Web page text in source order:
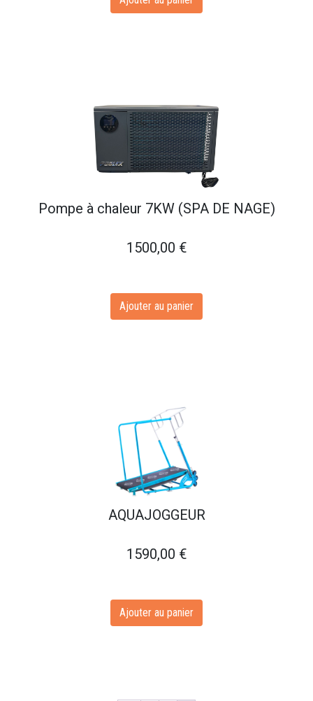
Pompe à chaleur 7KW (SPA DE NAGE)
1500,00 €
Ajouter au panier
AQUAJOGGEUR
1590,00 €
Ajouter au panier